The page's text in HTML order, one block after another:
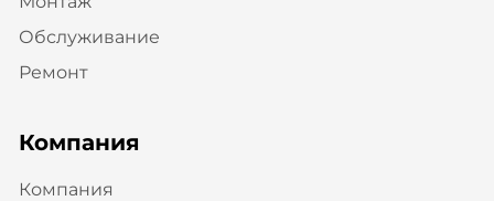
Обслуживание
Ремонт
Компания
Компания